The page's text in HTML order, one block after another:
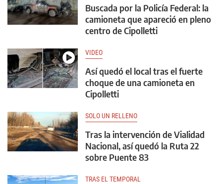
Buscada por la Policía Federal: la
camioneta que apareció en pleno
centro de Cipolletti
VIDEO
Así quedó el local tras el fuerte
choque de una camioneta en
Cipolletti
SOLO UN RELLENO
Tras la intervención de Vialidad
Nacional, así quedó la Ruta 22
sobre Puente 83
TRAS EL TEMPORAL